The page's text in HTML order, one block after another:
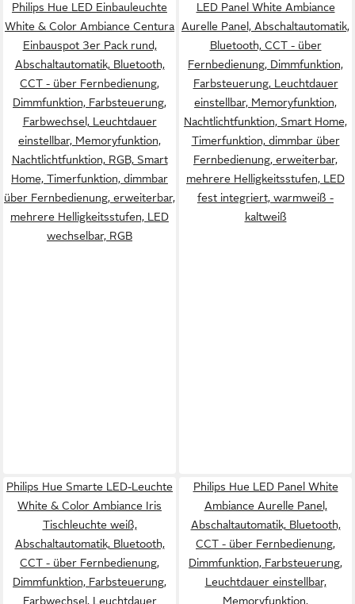
Philips Hue LED Einbauleuchte
White & Color Ambiance Centura
Einbauspot 3er Pack rund,
Abschaltautomatik, Bluetooth,
CCT - über Fernbedienung,
Dimmfunktion, Farbsteuerung,
Farbwechsel, Leuchtdauer
einstellbar, Memoryfunktion,
Nachtlichtfunktion, RGB, Smart
Home, Timerfunktion, dimmbar
über Fernbedienung, erweiterbar,
mehrere Helligkeitsstufen, LED
wechselbar, RGB
LED Panel White Ambiance
Aurelle Panel, Abschaltautomatik,
Bluetooth, CCT - über
Fernbedienung, Dimmfunktion,
Farbsteuerung, Leuchtdauer
einstellbar, Memoryfunktion,
Nachtlichtfunktion, Smart Home,
Timerfunktion, dimmbar über
Fernbedienung, erweiterbar,
mehrere Helligkeitsstufen, LED
fest integriert, warmweiß -
kaltweiß
Philips Hue Smarte LED-Leuchte
White & Color Ambiance Iris
Tischleuchte weiß,
Abschaltautomatik, Bluetooth,
CCT - über Fernbedienung,
Dimmfunktion, Farbsteuerung,
Farbwechsel, Leuchtdauer
Philips Hue LED Panel White
Ambiance Aurelle Panel,
Abschaltautomatik, Bluetooth,
CCT - über Fernbedienung,
Dimmfunktion, Farbsteuerung,
Leuchtdauer einstellbar,
Memoryfunktion,